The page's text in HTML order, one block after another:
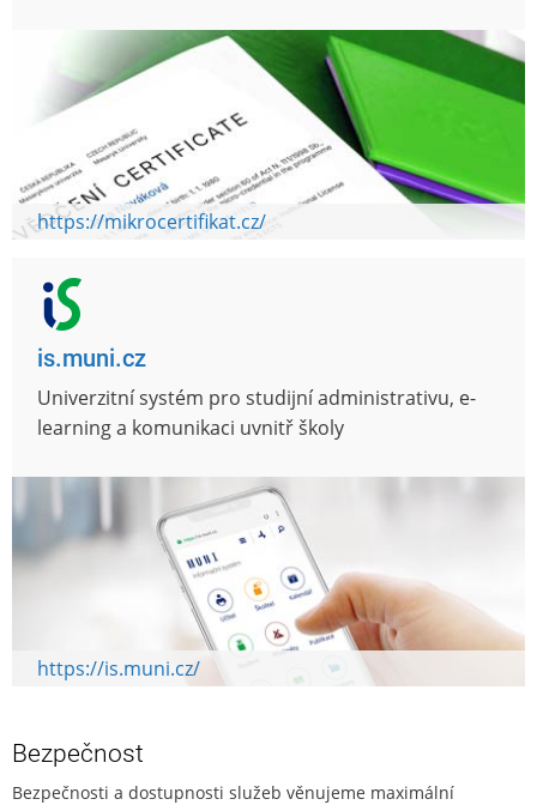
https://mikrocertifikat.cz/
is.muni.cz
Univerzitní systém pro studijní administrativu, e-
learning a komunikaci uvnitř školy
https://is.muni.cz/
Bezpečnost
Bezpečnosti a dostupnosti služeb věnujeme maximální